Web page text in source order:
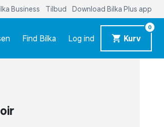
Business Tilbud Download Bilka Plus app
Find Bilka Log ind Kurv
0